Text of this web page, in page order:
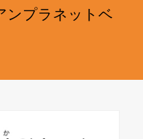
ンプラネットベ